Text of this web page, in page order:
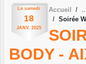
Le samedi
18
JANV. 2025
Accueil
Soirée
BODY -